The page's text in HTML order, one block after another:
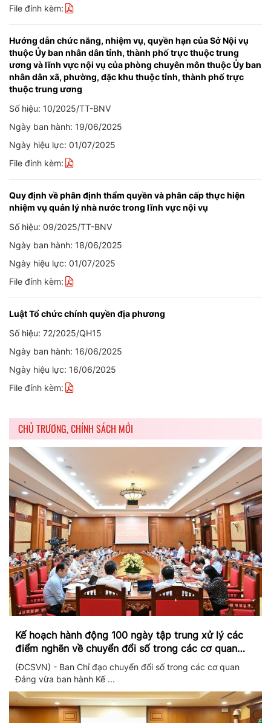
File đính kèm:
Hướng dẫn chức năng, nhiệm vụ, quyền hạn của Sở Nội vụ
thuộc Ủy ban nhân dân tỉnh, thành phố trực thuộc trung
ương và lĩnh vực nội vụ của phòng chuyên môn thuộc Ủy ban
nhân dân xã, phường, đặc khu thuộc tỉnh, thành phố trực
thuộc trung ương
Số hiệu: 10/2025/TT-BNV
Ngày ban hành: 19/06/2025
Ngày hiệu lực: 01/07/2025
File đính kèm:
Quy định về phân định thẩm quyền và phân cấp thực hiện
nhiệm vụ quản lý nhà nước trong lĩnh vực nội vụ
Số hiệu: 09/2025/TT-BNV
Ngày ban hành: 18/06/2025
Ngày hiệu lực: 01/07/2025
File đính kèm:
Luật Tổ chức chính quyền địa phương
Số hiệu: 72/2025/QH15
Ngày ban hành: 16/06/2025
Ngày hiệu lực: 16/06/2025
File đính kèm:
CHỦ TRƯƠNG, CHÍNH SÁCH MỚI
Kế hoạch hành động 100 ngày tập trung xử lý các
điểm nghẽn về chuyển đổi số trong các cơ quan
Đảng
(ĐCSVN) - Ban Chỉ đạo chuyển đổi số trong các cơ quan
Đảng vừa ban hành Kế ...